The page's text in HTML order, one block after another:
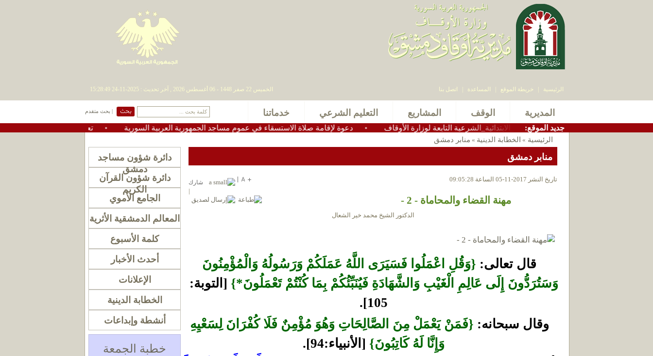
الخميس 22 صفر 1448 - 06 أغسطس 2026 , آخر تحديث : 2025-11-24 15:28:49 الرئيسية خريطة الموقع المساعدة اتصل بنا
المديرية الوقف المشاريع التعليم الشرعي خدماتنا | بحث متقدم
#تعميم دعوة لإقامة صلاة الاستسقاء في • دعوة لإقامة صلاة الاستسقاء في عموم مساجد الجمهورية العربية السورية • سامر بيرقدار #المدارس_الابتدائية_الشرعية التابعة لوزارة الأوقاف
:جديد الموقع
دائرة شؤون مساجد
دمشق
دائرة شؤون القرآن
الكريم
الجامع الأموي
المعالم الدمشقية الأثرية
كلمة الأسبوع
أحدث الأخبار
الإعلانات
الخطابة الدينية
أنشطة وإبداعات
خطبة الجمعة
الرئيسية » الخطابة الدينية » منابر دمشق
منابر دمشق
تاريخ النشر 2017-11-05 الساعة 09:05:28 شارك
|
مهنة القضاء والمحاماة - 2 -
الدكتور الشيخ محمد خير الشعال
قال تعالى: {وَقُلِ اعْمَلُوا فَسَيَرَى اللَّهُ عَمَلَكُمْ وَرَسُولُهُ وَالْمُؤْمِنُونَ
وَسَتُرَدُّونَ إِلَى عَالِمِ الْغَيْبِ وَالشَّهَادَةِ فَيُنَبِّئُكُمْ بِمَا كُنْتُمْ تَعْمَلُونَ*} [التوبة:
105].
وقال سبحانه: {فَمَنْ يَعْمَلْ مِنَ الصَّالِحَاتِ وَهُوَ مُؤْمِنٌ فَلَا كُفْرَانَ لِسَعْيِهِ
وَإِنَّا لَهُ كَاتِبُونَ}[الأنبياء:94].